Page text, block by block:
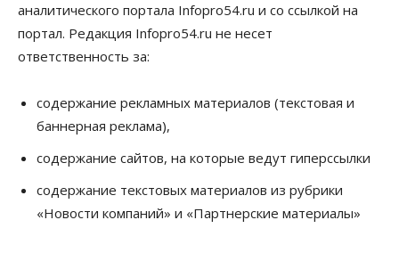
аналитического портала Infopro54.ru и со ссылкой на
портал. Редакция Infopro54.ru не несет
ответственность за:
содержание рекламных материалов (текстовая и
баннерная реклама),
содержание сайтов, на которые ведут гиперссылки
содержание текстовых материалов из рубрики
«Новости компаний» и «Партнерские материалы»